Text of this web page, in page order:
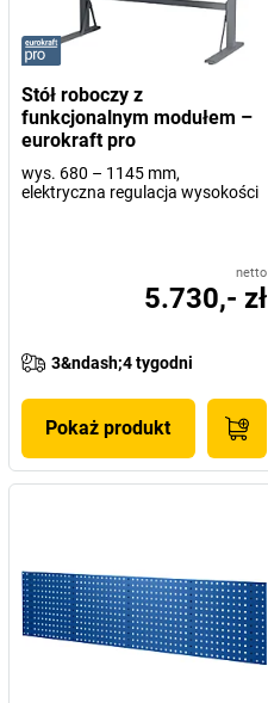
Stół roboczy z
funkcjonalnym modułem –
eurokraft pro
wys. 680 – 1145 mm,
elektryczna regulacja wysokości
netto
5.730,- zł
3&ndash;4 tygodni
Pokaż produkt